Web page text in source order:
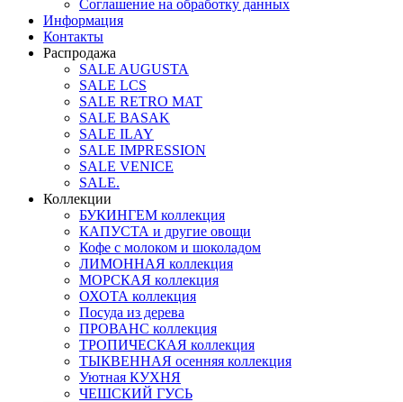
Соглашение на обработку данных
Информация
Контакты
Распродажа
SALE AUGUSTA
SALE LCS
SALE RETRO MAT
SALE BASAK
SALE ILAY
SALE IMPRESSION
SALE VENICE
SALE.
Коллекции
БУКИНГЕМ коллекция
КАПУСТА и другие овощи
Кофе с молоком и шоколадом
ЛИМОННАЯ коллекция
МОРСКАЯ коллекция
ОХОТА коллекция
Посуда из дерева
ПРОВАНС коллекция
ТРОПИЧЕСКАЯ коллекция
ТЫКВЕННАЯ осенняя коллекция
Уютная КУХНЯ
ЧЕШСКИЙ ГУСЬ